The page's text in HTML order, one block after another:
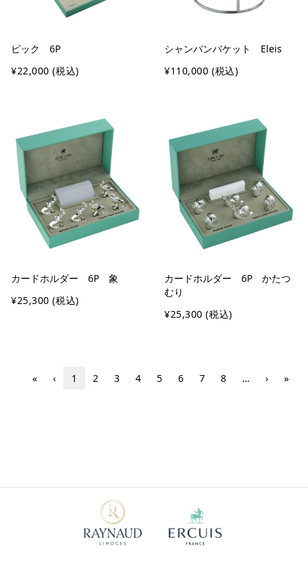
ピック 6P
¥22,000 (税込)
シャンパンバケット Eleis
¥110,000 (税込)
カードホルダー 6P 象
¥25,300 (税込)
カードホルダー 6P かたつ
むり
¥25,300 (税込)
« ‹ 1 2 3 4 5 6 7 8 … › »